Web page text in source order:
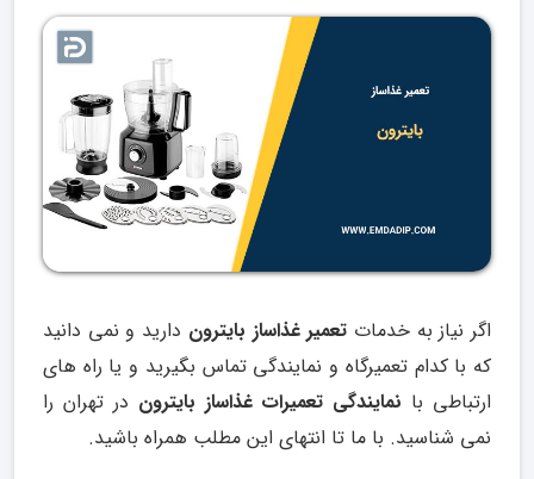
اگر نیاز به خدمات تعمیر غذاساز بایترون دارید و نمی دانید
که با کدام تعمیرگاه و نمایندگی تماس بگیرید و یا راه های
ارتباطی با نمایندگی تعمیرات غذاساز بایترون در تهران را
نمی شناسید. با ما تا انتهای این مطلب همراه باشید.